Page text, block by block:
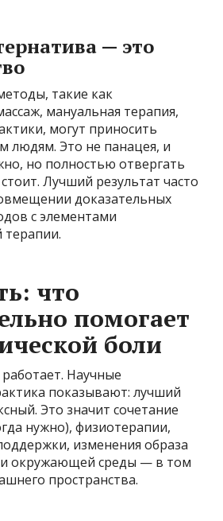
— это
такие как
мануальная терапия,
могут приносить
людям. Это не панацея, и
но полностью отвергать
Лучший результат часто
доказательных
с элементами
что
помогает
боли
Научные
показывают: лучший
Это значит сочетание
нужно), физиотерапии,
изменения образа
окружающей среды — в том
пространства.